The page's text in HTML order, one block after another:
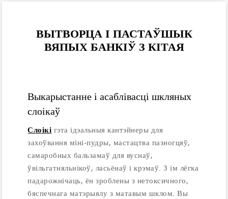
ВЫТВОРЦА І ПАСТАЎШЫК
ВЯПЫХ БАНКІЎ З КІТАЯ
Выкарыстанне і асаблівасці шкляных
слоікаў
Слоікі гэта ідэальныя кантэйнеры для
захоўвання міні-пудры, мастацтва пазногцяў,
самаробных бальзамаў для вуснаў,
ўвільгатняльнікоў, ласьёнаў і крэмаў. З ім лёгка
падарожнічаць, ён зроблены з нетоксичного,
бяспечнага матэрыялу з матавым шклом. Вы